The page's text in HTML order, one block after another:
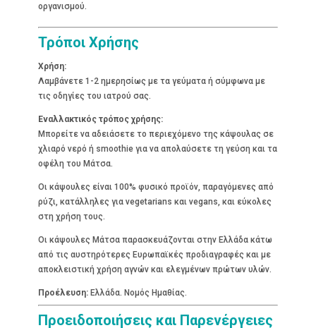
οργανισμού.
Τρόποι Χρήσης
Χρήση:
Λαμβάνετε 1-2 ημερησίως με τα γεύματα ή σύμφωνα με
τις οδηγίες του ιατρού σας.
Εναλλακτικός τρόπος χρήσης:
Μπορείτε να αδειάσετε το περιεχόμενο της κάψουλας σε
χλιαρό νερό ή smoothie για να απολαύσετε τη γεύση και τα
οφέλη του Μάτσα.
Οι κάψουλες είναι 100% φυσικό προϊόν, παραγόμενες από
ρύζι, κατάλληλες για vegetarians και vegans, και εύκολες
στη χρήση τους.
Οι κάψουλες Μάτσα παρασκευάζονται στην Ελλάδα κάτω
από τις αυστηρότερες Ευρωπαϊκές προδιαγραφές και με
αποκλειστική χρήση αγνών και ελεγμένων πρώτων υλών.
Προέλευση:Ελλάδα. Νομός Ημαθίας.
Προειδοποιήσεις και Παρενέργειες